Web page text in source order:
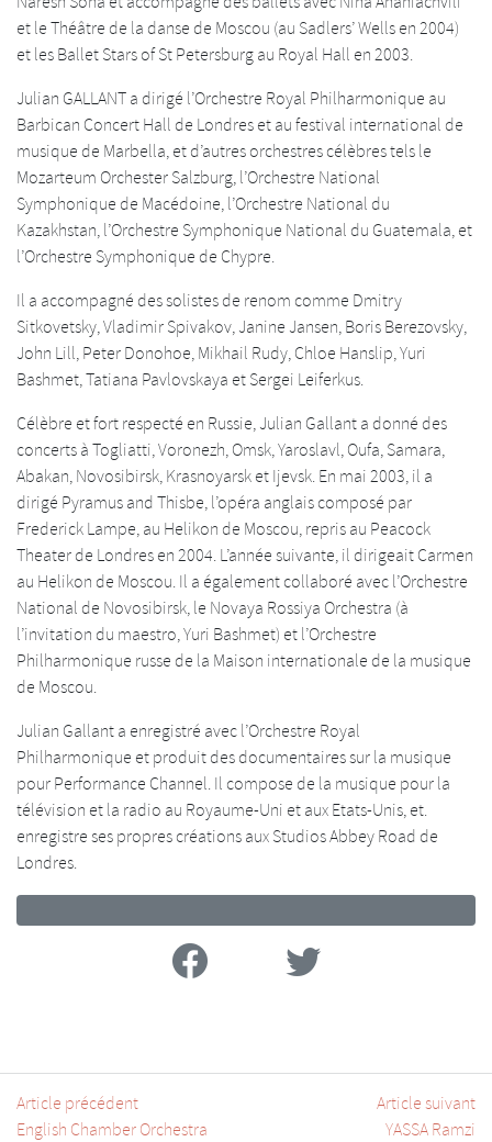
et le Théâtre de la danse de Moscou (au Sadlers’ Wells en 2004)
et les Ballet Stars of St Petersburg au Royal Hall en 2003.
Julian GALLANT a dirigé l’Orchestre Royal Philharmonique au
Barbican Concert Hall de Londres et au festival international de
musique de Marbella, et d’autres orchestres célèbres tels le
Mozarteum Orchester Salzburg, l’Orchestre National
Symphonique de Macédoine, l’Orchestre National du
Kazakhstan, l’Orchestre Symphonique National du Guatemala, et
l’Orchestre Symphonique de Chypre.
Il a accompagné des solistes de renom comme Dmitry
Sitkovetsky, Vladimir Spivakov, Janine Jansen, Boris Berezovsky,
John Lill, Peter Donohoe, Mikhail Rudy, Chloe Hanslip, Yuri
Bashmet, Tatiana Pavlovskaya et Sergei Leiferkus.
Célèbre et fort respecté en Russie, Julian Gallant a donné des
concerts à Togliatti, Voronezh, Omsk, Yaroslavl, Oufa, Samara,
Abakan, Novosibirsk, Krasnoyarsk et Ijevsk. En mai 2003, il a
dirigé Pyramus and Thisbe, l’opéra anglais composé par
Frederick Lampe, au Helikon de Moscou, repris au Peacock
Theater de Londres en 2004. L’année suivante, il dirigeait Carmen
au Helikon de Moscou. Il a également collaboré avec l’Orchestre
National de Novosibirsk, le Novaya Rossiya Orchestra (à
l’invitation du maestro, Yuri Bashmet) et l’Orchestre
Philharmonique russe de la Maison internationale de la musique
de Moscou.
Julian Gallant a enregistré avec l’Orchestre Royal
Philharmonique et produit des documentaires sur la musique
pour Performance Channel. Il compose de la musique pour la
télévision et la radio au Royaume-Uni et aux Etats-Unis, et.
enregistre ses propres créations aux Studios Abbey Road de
Londres.
FacebookTwitter
Article précédent
English Chamber Orchestra
Article suivant
YASSA Ramzi